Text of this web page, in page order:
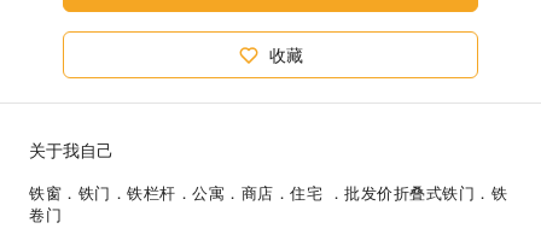
收藏
关于我自己
铁窗．铁门．铁栏杆．公寓．商店．住宅 ．批发价折叠式铁门．铁
卷门